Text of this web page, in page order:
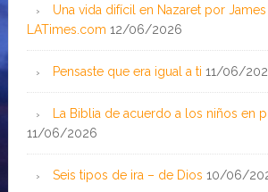
Una vida difícil en Nazaret por James
LATimes.com 12/06/2026
Pensaste que era igual a ti 11/06/
La Biblia de acuerdo a los niños en
11/06/2026
Seis tipos de ira – de Dios 10/06/